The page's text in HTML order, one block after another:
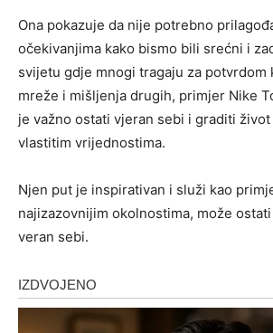
Ona pokazuje da nije potrebno
očekivanjima kako bismo bili srećni i
svijetu gdje mnogi tragaju za potvrdom
mreže i mišljenja drugih, primjer Nike
je važno ostati vjeran sebi i graditi život
vlastitim vrijednostima.
Njen put je inspirativan i služi kao
najizazovnijim okolnostima, može
veran sebi.